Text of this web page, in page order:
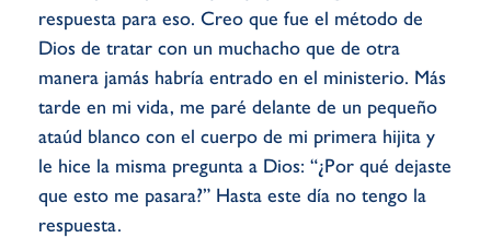
respuesta para eso. Creo que fue el método de
Dios de tratar con un muchacho que de otra
manera jamás habría entrado en el ministerio. Más
tarde en mi vida, me paré delante de un pequeño
ataúd blanco con el cuerpo de mi primera hijita y
le hice la misma pregunta a Dios: “¿Por qué dejaste
que esto me pasara?” Hasta este día no tengo la
respuesta.